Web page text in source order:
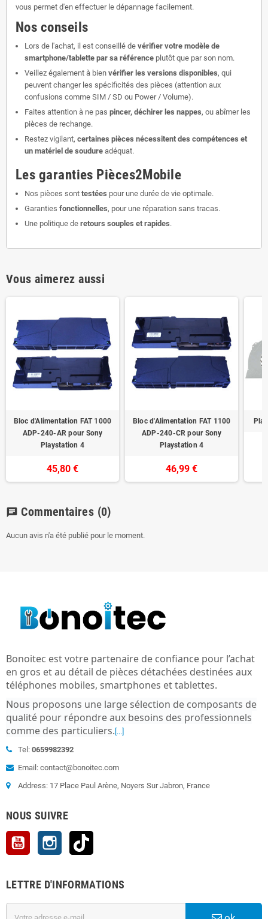
vous permet d'en effectuer le dépannage facilement.
Nos conseils
Lors de l'achat, il est conseillé de vérifier votre modèle de
smartphone/tablette par sa référence plutôt que par son nom.
Veillez également à bien vérifier les versions disponibles, qui
peuvent changer les spécificités des pièces (attention aux
confusions comme SIM / SD ou Power / Volume).
Faites attention à ne pas pincer, déchirer les nappes, ou abîmer les
pièces de rechange.
Restez vigilant, certaines pièces nécessitent des compétences et
un matériel de soudure adéquat.
Les garanties Pièces2Mobile
Nos pièces sont testées pour une durée de vie optimale.
Garanties fonctionnelles, pour une réparation sans tracas.
Une politique de retours souples et rapides.
Vous aimerez aussi
Bloc d'Alimentation FAT 1000
ADP-240-AR pour Sony
Playstation 4
45,80 €
Bloc d'Alimentation FAT 1100
ADP-240-CR pour Sony
Playstation 4
46,99 €
chat Commentaires (0)
Aucun avis n'a été publié pour le moment.
Bonoitec est votre partenaire de confiance pour l’achat
en gros et au détail de pièces détachées destinées aux
téléphones mobiles, smartphones et tablettes.
Nous proposons une large sélection de composants de
qualité pour répondre aux besoins des professionnels
comme des particuliers. [...]
Tel: 0659982392
Email: contact@bonoitec.com
Address: 17 Place Paul Arène, Noyers Sur Jabron, France
NOUS SUIVRE
YouTube Instagram
LETTRE D'INFORMATIONS